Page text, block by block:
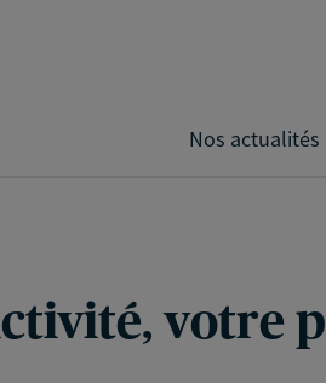
Nos actualités
votre